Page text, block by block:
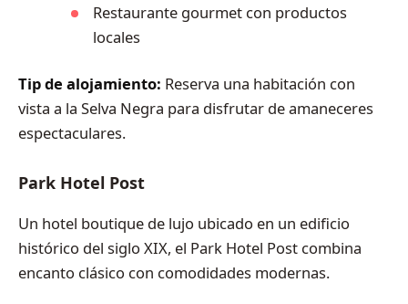
Restaurante gourmet con productos
locales
Tip de alojamiento: Reserva una habitación con
vista a la Selva Negra para disfrutar de amaneceres
espectaculares.
Park Hotel Post
Un hotel boutique de lujo ubicado en un edificio
histórico del siglo XIX, el Park Hotel Post combina
encanto clásico con comodidades modernas.